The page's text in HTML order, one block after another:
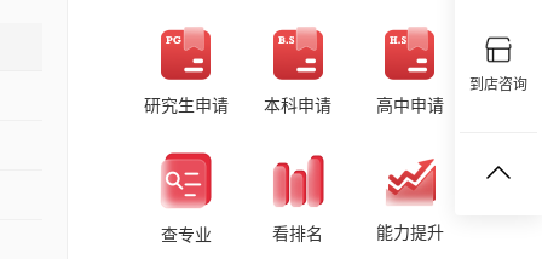
到店咨询
研究生申请 本科申请 高中申请
查专业 看排名 能力提升